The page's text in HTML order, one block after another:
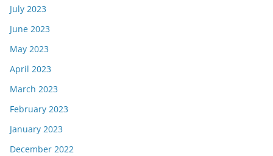
July 2023
June 2023
May 2023
April 2023
March 2023
February 2023
January 2023
December 2022